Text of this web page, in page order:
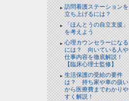
訪問看護ステーションを
立ち上げるには？
「ほんとうの自立支援」
を考えよう
心理カウンセラーになる
には？ 向いている人や
仕事内容を徹底解説！
【臨床心理士監修】
生活保護の受給の要件
は？ 持ち家や車の扱い
から医療費までわかりや
すく解説！